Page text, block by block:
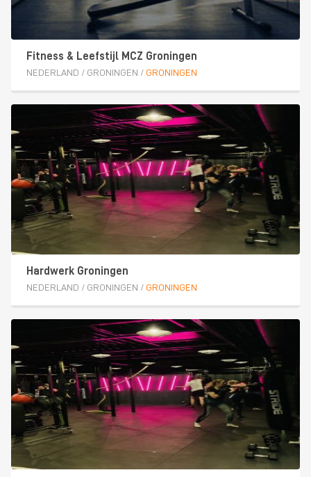
Fitness & Leefstijl MCZ Groningen
NEDERLAND / GRONINGEN / GRONINGEN
Hardwerk Groningen
NEDERLAND / GRONINGEN / GRONINGEN